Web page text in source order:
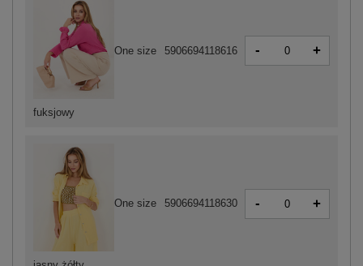
One size 5906694118630 - +
fuksjowy
One size 5906694118616 - +